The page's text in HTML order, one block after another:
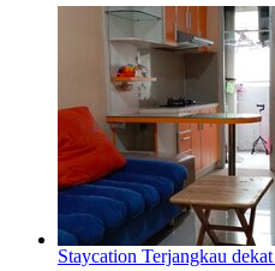
Staycation Terjangkau